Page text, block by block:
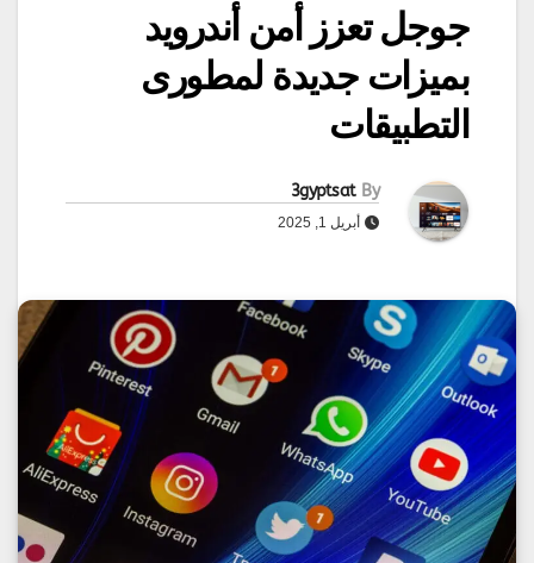
جوجل تعزز أمن أندرويد
بميزات جديدة لمطورى
التطبيقات
By
3gyptsat
أبريل 1, 2025